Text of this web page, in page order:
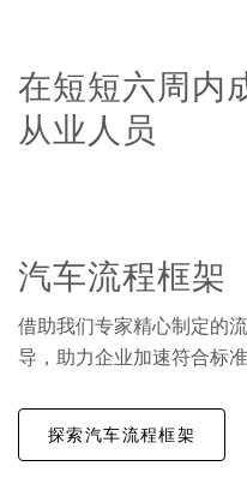
在短短六周内
从业人员
汽车流程框架
借助我们专家精心制定的
导，助力企业加速符合标
探索汽车流程框架